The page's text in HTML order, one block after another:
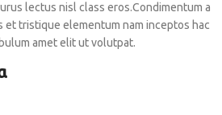
lectus nisl class eros.Condimentum a
tristique elementum nam inceptos hac
amet elit ut volutpat.